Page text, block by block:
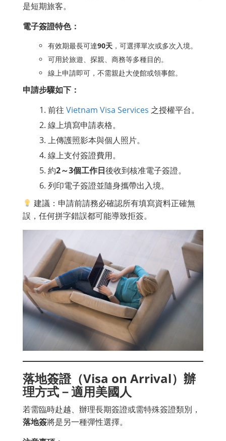
是短期旅客。
電子簽證特色：
有效期最長可達90天 ，可選擇單次或多次入境。
可用於旅遊、探親、商務等多種目的。
線上申請即可，不需親赴大使館或領事館。
申請步驟如下：
前往 Vietnam Visa Services 之授權平台。
線上填寫申請表格。
上傳護照影本與個人照片。
線上支付簽證費用。
約2～3個工作日後收到核准電子簽證。
列印電子簽證並隨身攜帶出入境。
建議：申請前請務必確認所有填寫資料正確無
誤，任何拼字錯誤都可能導致拒簽。
落地簽證（Visa on Arrival）辦
理方式－適用美國人
若需臨時赴越、辦理長期簽證或需特殊簽證類別，
落地簽將是另一種彈性選擇。